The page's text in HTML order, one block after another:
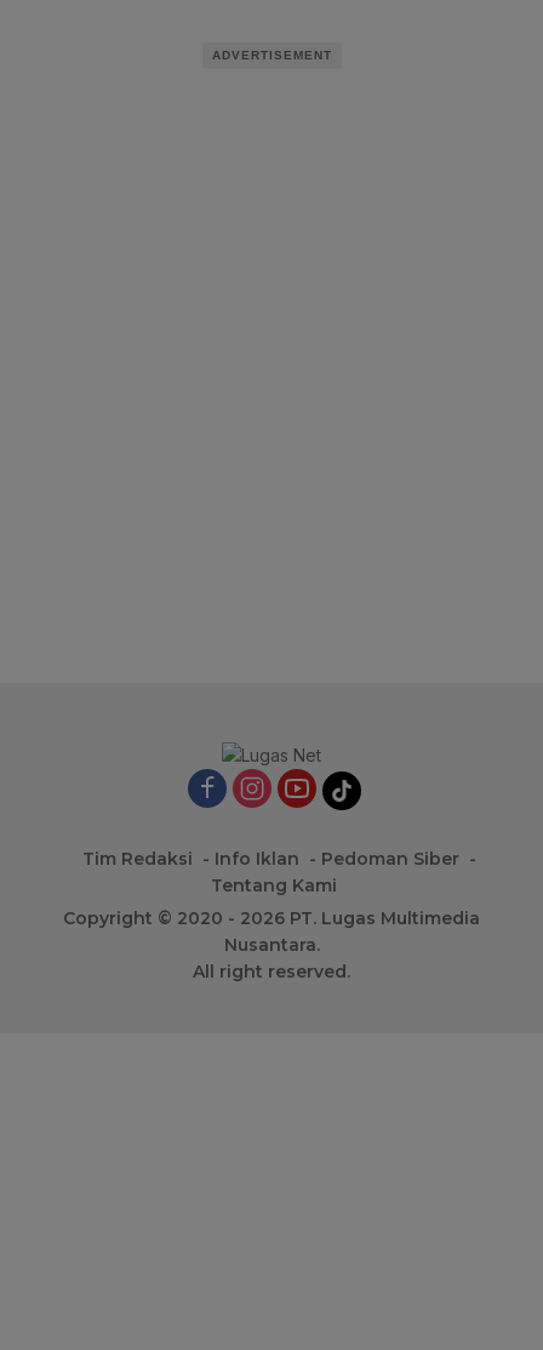
ADVERTISEMENT
Tim Redaksi Info Iklan
Pedoman Siber
Tentang Kami
Copyright © 2020 - 2026 PT. Lugas Multimedia
Nusantara.
All right reserved.